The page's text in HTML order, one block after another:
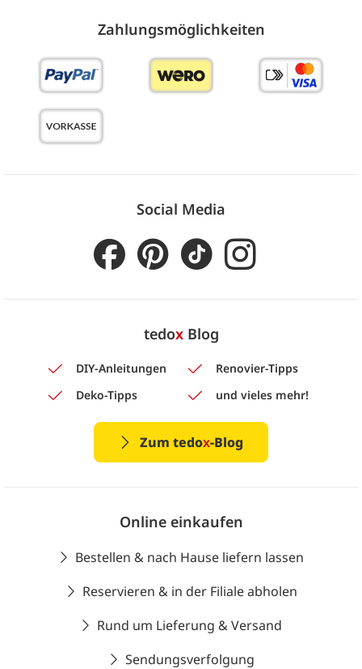
Zahlungs­möglich­keiten
Social Media
tedoxBlog
DIY-Anleitungen
Renovier-Tipps
Deko-Tipps
und vieles mehr!
Zum tedox-Blog
Online einkaufen
Bestellen & nach Hause liefern lassen
Reservieren & in der Filiale abholen
Rund um Lieferung & Versand
Sendungsverfolgung